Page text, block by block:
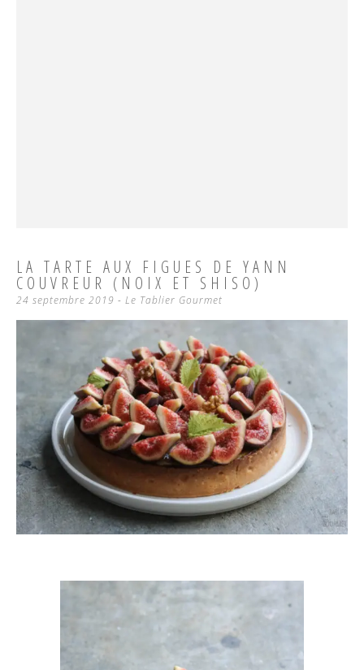
LA TARTE AUX FIGUES DE YANN
COUVREUR (NOIX ET SHISO)
24 septembre 2019 - Le Tablier Gourmet